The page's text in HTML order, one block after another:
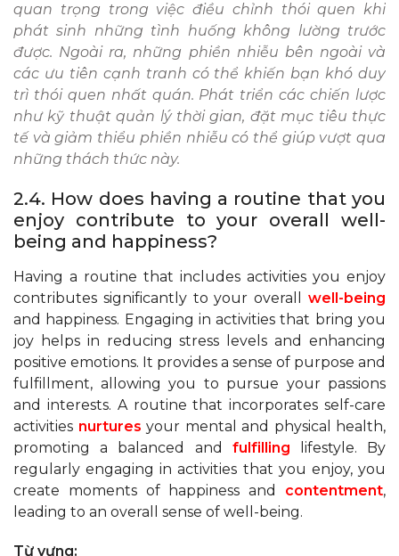
quan trọng trong việc điều chỉnh thói quen khi
phát sinh những tình huống không lường trước
được. Ngoài ra, những phiền nhiễu bên ngoài và
các ưu tiên cạnh tranh có thể khiến bạn khó duy
trì thói quen nhất quán. Phát triển các chiến lược
như kỹ thuật quản lý thời gian, đặt mục tiêu thực
tế và giảm thiểu phiền nhiễu có thể giúp vượt qua
những thách thức này.
2.4. How does having a routine that you
enjoy contribute to your overall well-
being and happiness?
Having a routine that includes activities you enjoy
contributes significantly to your overall well-being
and happiness. Engaging in activities that bring you
joy helps in reducing stress levels and enhancing
positive emotions. It provides a sense of purpose and
fulfillment, allowing you to pursue your passions
and interests. A routine that incorporates self-care
activities nurtures your mental and physical health,
promoting a balanced and fulfilling lifestyle. By
regularly engaging in activities that you enjoy, you
create moments of happiness and contentment,
leading to an overall sense of well-being.
Từ vựng: